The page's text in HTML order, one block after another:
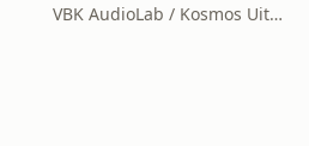
VBK AudioLab / Kosmos Uitgevers